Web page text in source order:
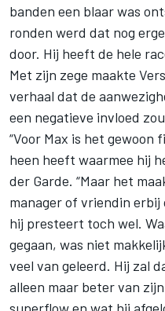
banden een blaar was
ronden werd dat nog
door. Hij heeft de hele
Met zijn zege maakte
verhaal dat de
een negatieve invloed
“Voor Max is het gewoon
heen heeft waarmee hij
der Garde. “Maar het
manager of vriendin erbij
hij presteert toch wel.
gegaan, was niet
veel van geleerd. Hij zal
alleen maar beter van